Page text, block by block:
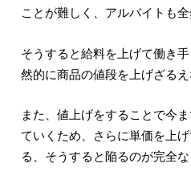
ことが難しく、アルバイトも全
そうすると給料を上げて働き
然的に商品の値段を上げざるえ
また、値上げをすることで今
ていくため、さらに単価を上
る、そうすると陥るのが完全な